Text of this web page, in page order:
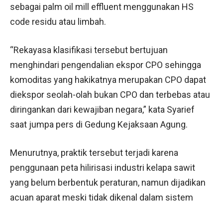
sebagai palm oil mill effluent menggunakan HS
code residu atau limbah.
“Rekayasa klasifikasi tersebut bertujuan
menghindari pengendalian ekspor CPO sehingga
komoditas yang hakikatnya merupakan CPO dapat
diekspor seolah-olah bukan CPO dan terbebas atau
diringankan dari kewajiban negara,” kata Syarief
saat jumpa pers di Gedung Kejaksaan Agung.
Menurutnya, praktik tersebut terjadi karena
penggunaan peta hilirisasi industri kelapa sawit
yang belum berbentuk peraturan, namun dijadikan
acuan aparat meski tidak dikenal dalam sistem